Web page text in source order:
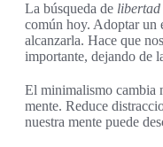
La búsqueda de
común hoy. Adoptar un
alcanzarla. Hace que
importante, dejando de
El minimalismo cambia
mente. Reduce
nuestra mente puede